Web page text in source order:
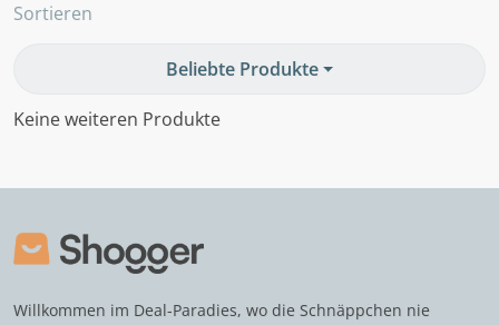
Sortieren
Beliebte Produkte
Keine weiteren Produkte
Willkommen im Deal-Paradies, wo die Schnäppchen nie